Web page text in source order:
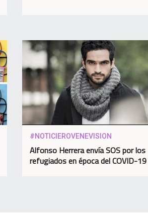
#NOTICIEROVENEVISION
Alfonso Herrera envía SOS por los
refugiados en época del COVID-19